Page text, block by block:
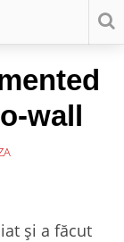
wall
și a făcut